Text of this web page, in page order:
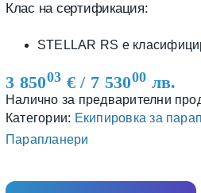
Клас на сертификация:
STELLAR RS е
3 85003 € / 7 53000 лв.
Налично за предварителни
Категории: Екипировка за
Парапланери